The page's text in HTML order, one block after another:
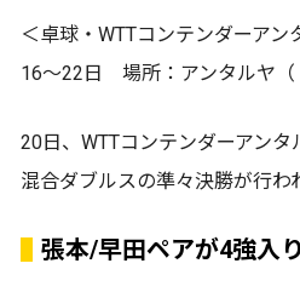
＜卓球・WTTコンテンダーア
16～22日 場所：アンタルヤ（
20日、WTTコンテンダーアンタ
混合ダブルスの準々決勝が行わ
張本/早田ペアが4強入り